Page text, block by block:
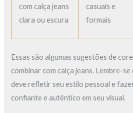
com calça jeans
clara ou escura
casuais e
formais
Essas são algumas sugestões de
combinar com calça jeans. Lembre-se
deve refletir seu estilo pessoal e
confiante e autêntico em seu visual.